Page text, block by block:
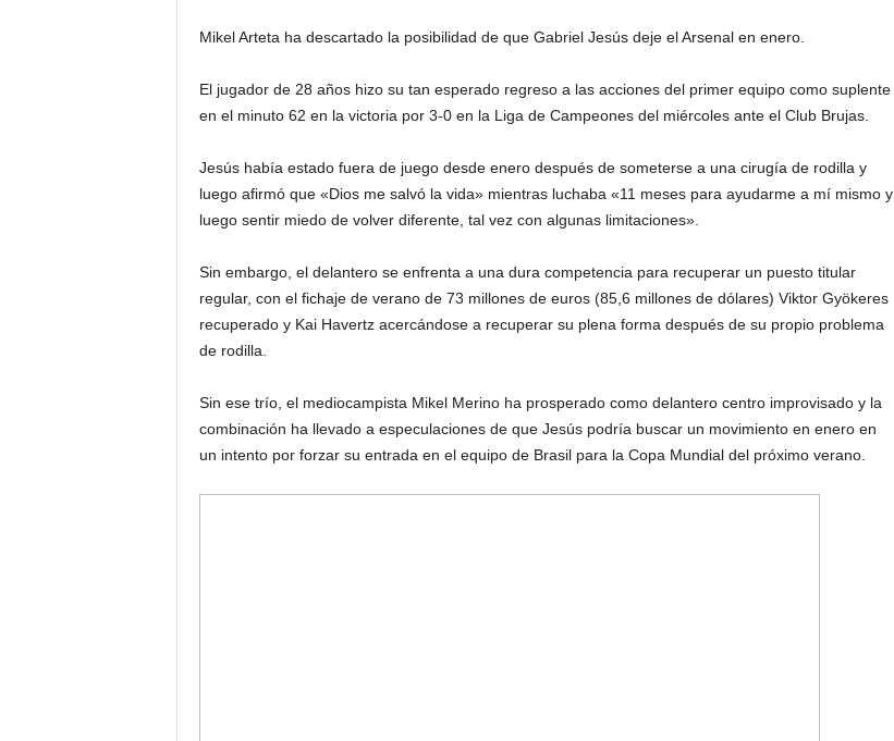
Mikel Arteta ha descartado la posibilidad de que Gabriel Jesús deje el Arsenal en enero.
El jugador de 28 años hizo su tan esperado regreso a las acciones del primer equipo como suplente
en el minuto 62 en la victoria por 3-0 en la Liga de Campeones del miércoles ante el Club Brujas.
Jesús había estado fuera de juego desde enero después de someterse a una cirugía de rodilla y
luego afirmó que «Dios me salvó la vida» mientras luchaba «11 meses para ayudarme a mí mismo y
luego sentir miedo de volver diferente, tal vez con algunas limitaciones».
Sin embargo, el delantero se enfrenta a una dura competencia para recuperar un puesto titular
regular, con el fichaje de verano de 73 millones de euros (85,6 millones de dólares) Viktor Gyökeres
recuperado y Kai Havertz acercándose a recuperar su plena forma después de su propio problema
de rodilla.
Sin ese trío, el mediocampista Mikel Merino ha prosperado como delantero centro improvisado y la
combinación ha llevado a especulaciones de que Jesús podría buscar un movimiento en enero en
un intento por forzar su entrada en el equipo de Brasil para la Copa Mundial del próximo verano.